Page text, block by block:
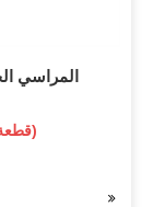
مرجع فوب السعر: US $ 0.005-0.03 / قطعة (سعر فوب)